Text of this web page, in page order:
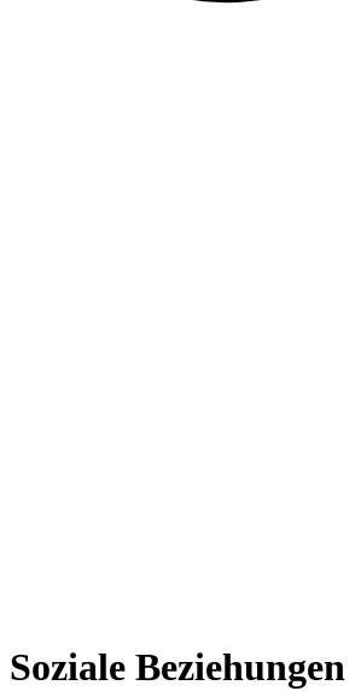
Soziale Beziehungen